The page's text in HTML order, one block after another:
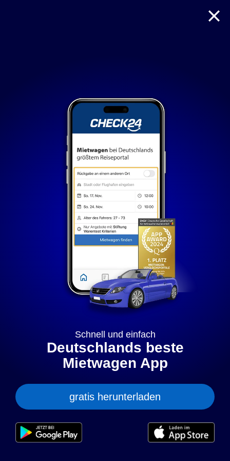
Unvergleichlich lecker
Mit dem Klick auf „geht klar” ermöglichen Sie uns Ihnen
über Cookies ein verbessertes Nutzungserlebnis zu
servieren und dieses kontinuierlich zu verbessern. So
können wir Ihnen bei unseren Partnern personalisierte
Werbung und passende Angebote anzeigen. Über
„anpassen” können Sie Ihre persönlichen Präferenzen
festlegen. Dies ist auch nachträglich jederzeit möglich. Mit
dem Klick auf „Nur notwendige Cookies” werden lediglich
technisch notwendige Cookies gespeichert.
Anpassen Geht klar
Schnell und einfach
Deutschlands beste
Mietwagen App
gratis herunterladen
Mietwagen